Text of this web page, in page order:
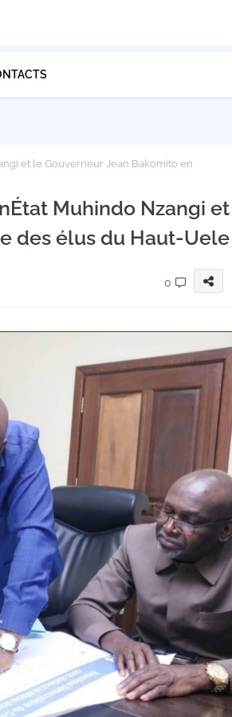
et le Gouverneur Jean Bakomito en
Muhindo Nzangi et
des élus du Haut-Uele
0